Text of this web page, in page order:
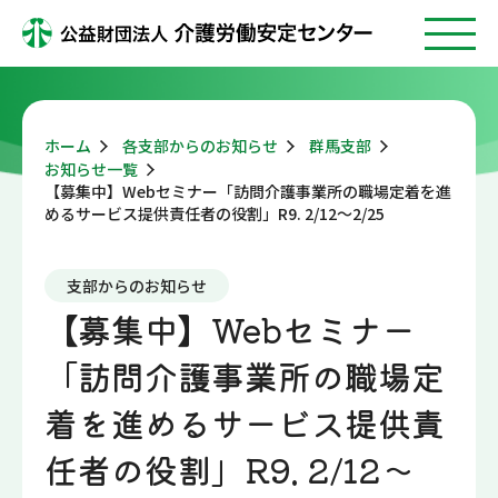
ホーム 各支部からのお知らせ
群馬支部
お知らせ一覧
【募集中】Webセミナー「訪問介護事業所の職場定着を進
めるサービス提供責任者の役割」R9. 2/12～2/25
支部からのお知らせ
【募集中】Webセミナー
「訪問介護事業所の職場定
着を進めるサービス提供責
任者の役割」R9. 2/12～